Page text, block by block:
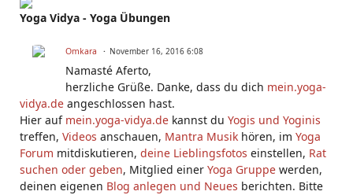
Yoga Vidya - Yoga Übungen
Omkara November 16, 2016 6:08
Namasté Aferto,
herzliche Grüße. Danke, dass du dich mein.yoga-
vidya.de angeschlossen hast.
Hier auf mein.yoga-vidya.de kannst du Yogis und Yoginis
treffen, Videos anschauen, Mantra Musik hören, im Yoga
Forum mitdiskutieren, deine Lieblingsfotos einstellen, Rat
suchen oder geben, Mitglied einer Yoga Gruppe werden,
deinen eigenen Blog anlegen und Neues berichten. Bitte